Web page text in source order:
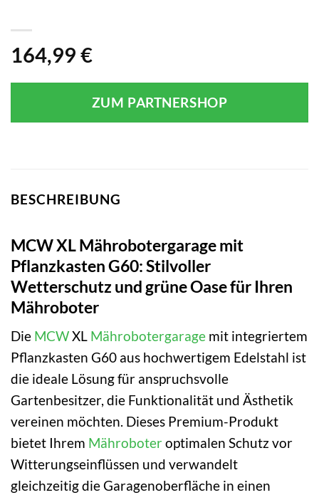
164,99 €
ZUM PARTNERSHOP
BESCHREIBUNG
MCW XL Mährobotergarage mit
Pflanzkasten G60: Stilvoller
Wetterschutz und grüne Oase für Ihren
Mähroboter
Die MCWXL Mährobotergarage mit integriertem
Pflanzkasten G60 aus hochwertigem Edelstahl ist
die ideale Lösung für anspruchsvolle
Gartenbesitzer, die Funktionalität und Ästhetik
vereinen möchten. Dieses Premium-Produkt
bietet Ihrem Mähroboteroptimalen Schutz vor
Witterungseinflüssen und verwandelt
gleichzeitig die Garagenoberfläche in einen